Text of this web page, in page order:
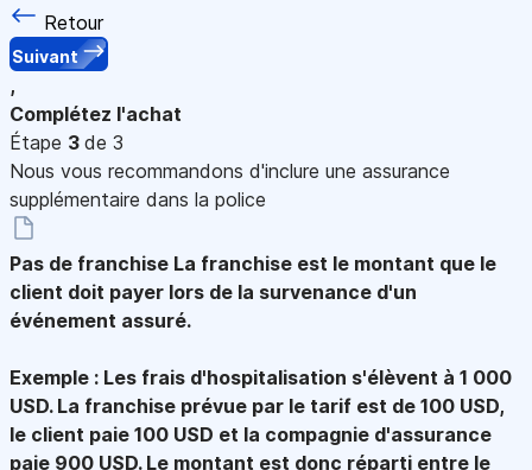
Retour
Suivant
,
Complétez l'achat
Étape 3 de 3
Nous vous recommandons d'inclure une assurance
supplémentaire dans la police
Pas de franchise La franchise est le montant que le
client doit payer lors de la survenance d'un
événement assuré.
Exemple : Les frais d'hospitalisation s'élèvent à 1 000
USD. La franchise prévue par le tarif est de 100 USD,
le client paie 100 USD et la compagnie d'assurance
paie 900 USD. Le montant est donc réparti entre le